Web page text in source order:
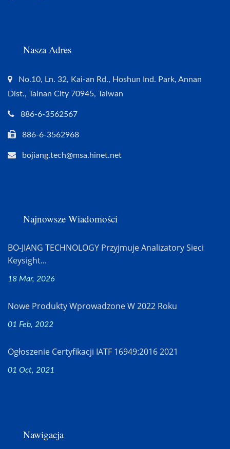
Nasza Adres
No.10, Ln. 32, Kai-an Rd., Hoshun Ind. Park, Annan
Dist., Tainan City 70945, Taiwan
886-6-3562567
886-6-3562968
bojiang.tech@msa.hinet.net
Najnowsze Wiadomości
BO-JIANG TECHNOLOGY Przyjmuje Analizatory Sieci
Keysight...
18 Mar, 2026
Nowe Produkty Wprowadzone W 2022 Roku
01 Feb, 2022
Ogłoszenie Certyfikacji IATF 16949:2016 2021
01 Oct, 2021
Nawigacja